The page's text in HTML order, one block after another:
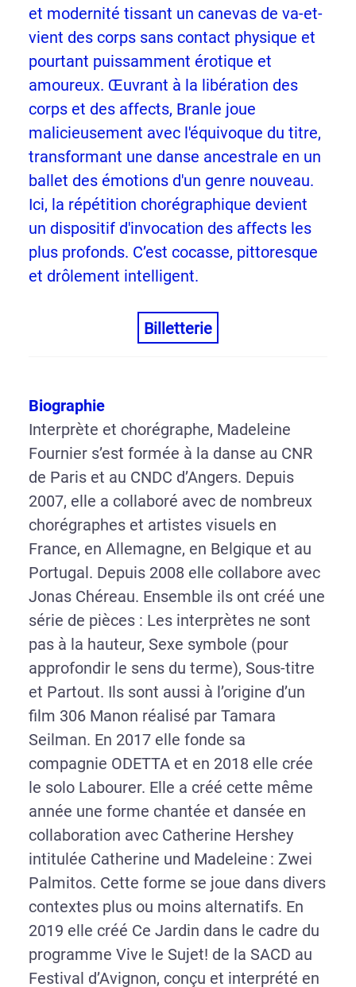
et modernité tissant un canevas de va-et-
vient des corps sans contact physique et
pourtant puissamment érotique et
amoureux. Œuvrant à la libération des
corps et des affects, Branle joue
malicieusement avec l'équivoque du titre,
transformant une danse ancestrale en un
ballet des émotions d'un genre nouveau.
Ici, la répétition chorégraphique devient
un dispositif d'invocation des affects les
plus profonds. C’est cocasse, pittoresque
et drôlement intelligent.
Billetterie
Biographie
Interprète et chorégraphe, Madeleine
Fournier s’est formée à la danse au CNR
de Paris et au CNDC d’Angers. Depuis
2007, elle a collaboré avec de nombreux
chorégraphes et artistes visuels en
France, en Allemagne, en Belgique et au
Portugal. Depuis 2008 elle collabore avec
Jonas Chéreau. Ensemble ils ont créé une
série de pièces : Les interprètes ne sont
pas à la hauteur, Sexe symbole (pour
approfondir le sens du terme), Sous-titre
et Partout. Ils sont aussi à l’origine d’un
film 306 Manon réalisé par Tamara
Seilman. En 2017 elle fonde sa
compagnie ODETTA et en 2018 elle crée
le solo Labourer. Elle a créé cette même
année une forme chantée et dansée en
collaboration avec Catherine Hershey
intitulée Catherine und Madeleine : Zwei
Palmitos. Cette forme se joue dans divers
contextes plus ou moins alternatifs. En
2019 elle créé Ce Jardin dans le cadre du
programme Vive le Sujet! de la SACD au
Festival d’Avignon, conçu et interprété en